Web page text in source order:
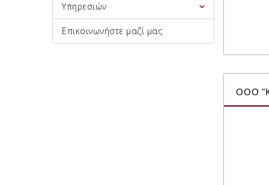
Υπηρεσιών
Επικοινωνήστε μαζί μας
ООО